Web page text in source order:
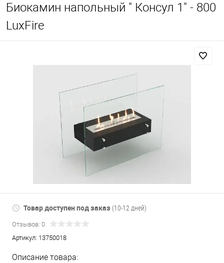
Биокамин напольный " Консул 1" - 800
LuxFire
Товар доступен под заказ (10-12 дней)
Отзывов: 0
Артикул: 13750018
Описание товара: